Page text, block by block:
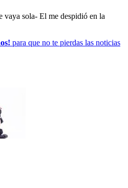
vaya sola- El me despidió en la
para que no te pierdas las noticias